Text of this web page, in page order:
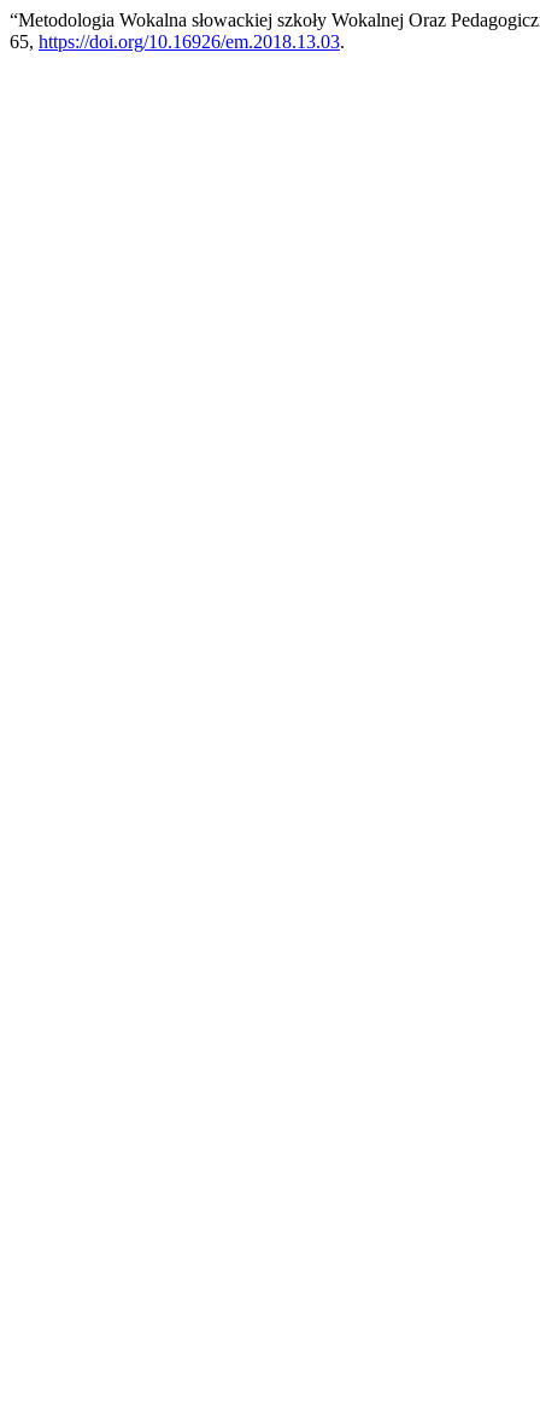
“Metodologia Wokalna słowackiej szkoły Wokalnej Oraz
65, https://doi.org/10.16926/em.2018.13.03.